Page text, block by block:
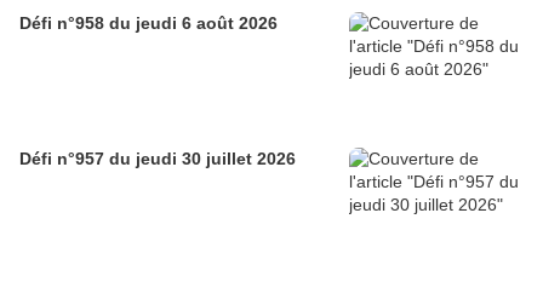
Défi n°958 du jeudi 6 août 2026
Défi n°957 du jeudi 30 juillet 2026